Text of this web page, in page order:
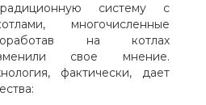
систему с
многочисленные
на котлах
свое мнение.
фактически, дает